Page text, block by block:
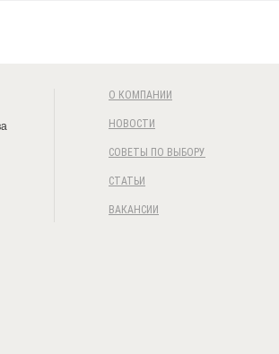
О КОМПАНИИ
НОВОСТИ
СОВЕТЫ ПО ВЫБОРУ
СТАТЬИ
ВАКАНСИИ